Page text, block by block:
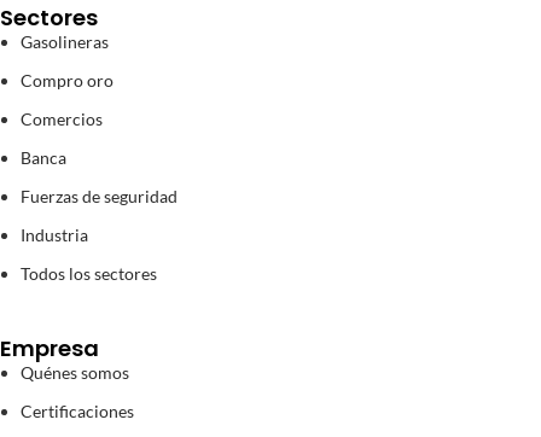
Sectores
Gasolineras
Compro oro
Comercios
Banca
Fuerzas de seguridad
Industria
Todos los sectores
Empresa
Quénes somos
Certificaciones